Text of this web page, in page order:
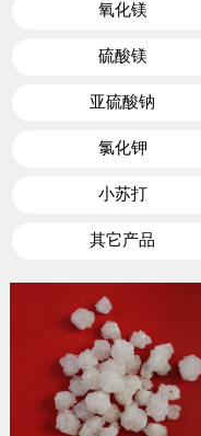
氧化镁
硫酸镁
亚硫酸钠
氯化钾
小苏打
其它产品